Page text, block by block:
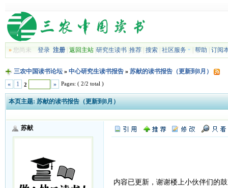
»您尚未 登录 注册| 返回主站| 研究生读书| 推荐| 搜索| 社区服务 帮助 订阅
三农中国读书论坛» 中心研究生读书报告» 苏献的读书报告（更新到8月）
«
1 2 » Pages: ( 2/2 total )
本页主题: 苏献的读书报告（更新到8月）
苏献
内容已更新，谢谢楼上小伙伴们的